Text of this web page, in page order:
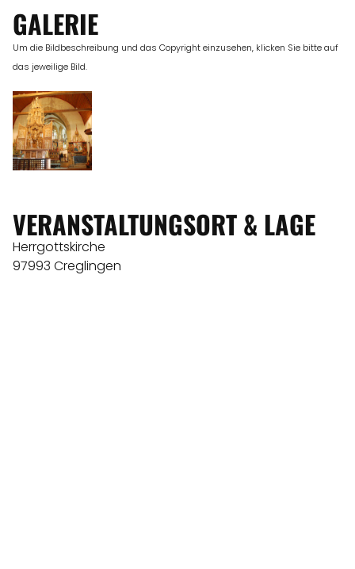
GALERIE
Um die Bildbeschreibung und das Copyright einzusehen, klicken Sie bitte auf
das jeweilige Bild.
VERANSTALTUNGSORT & LAGE
Herrgottskirche
97993 Creglingen